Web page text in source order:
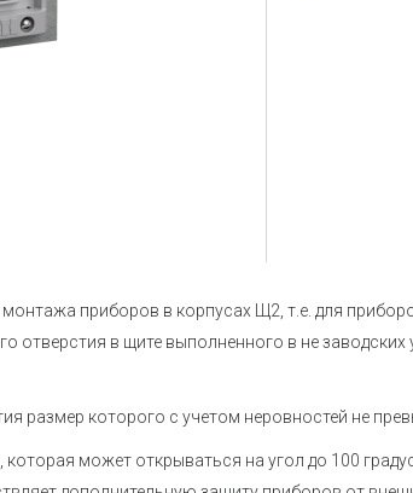
центр
статус заказа
приборов в корпусах Щ2, т.е. для
отверстия в щите выполненного в не заводских
размер которого с учетом неровностей не
может открываться на угол до 100